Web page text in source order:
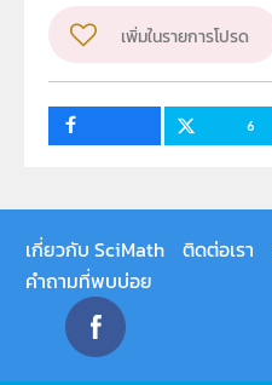
เพิ่มในรายการโปรด
6
เกี่ยวกับ SciMath ติดต่อเรา
คำถามที่พบบ่อย